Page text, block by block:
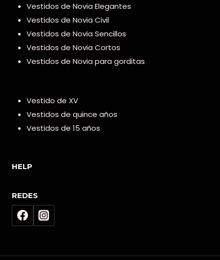
Vestidos de Novia Elegantes
Vestidos de Novia Civil
Vestidos de Novia Sencillos
Vestidos de Novia Cortos
Vestidos de Novia para gorditas
Vestido de XV
Vestidos de quince años
Vestidos de 15 años
HELP
REDES